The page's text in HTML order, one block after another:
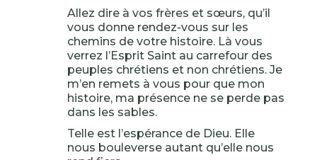
Allez dire à vos frères et sœurs, qu’il
vous donne rendez-vous sur les
chemins de votre histoire. Là vous
verrez l’Esprit Saint au carrefour des
peuples chrétiens et non chrétiens. Je
m’en remets à vous pour que mon
histoire, ma présence ne se perde pas
dans les sables.
Telle est l’espérance de Dieu. Elle
nous bouleverse autant qu’elle nous